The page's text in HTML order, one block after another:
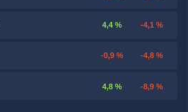
4,4 % -4,1 %
-0,9 % -4,8 %
4,8 % -8,9 %